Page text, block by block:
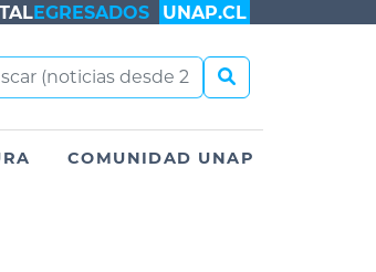
EGRESADOS UNAP.CL
COMUNIDAD UNAP